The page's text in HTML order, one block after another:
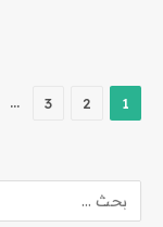
1
2
3
…